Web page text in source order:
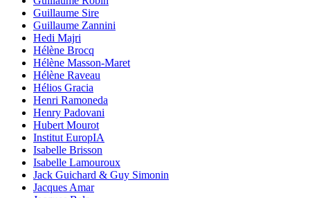
Guillaume Sire
Guillaume Zannini
Hedi Majri
Hélène Brocq
Hélène Masson-Maret
Hélène Raveau
Hélios Gracia
Henri Ramoneda
Henry Padovani
Hubert Mourot
Institut EuropIA
Isabelle Brisson
Isabelle Lamouroux
Jack Guichard & Guy Simonin
Jacques Amar